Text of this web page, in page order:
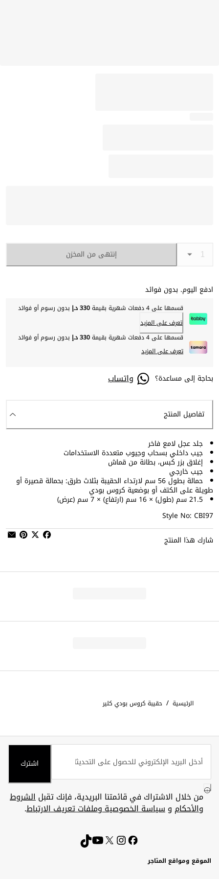
إنتهى من المخزن
ادفع اليوم. بدون فوائد
قسمها على 4 دفعات شهرية بقيمة 330 د.إ
بدون رسوم أو فوائد
تعرف على المزيد
قسمها على 4 دفعات شهرية بقيمة
330 د.إ
بدون رسوم أو فوائد
تعرف على المزيد
بحاجة إلى مساعدة؟ واتساب
تفاصيل المنتج
جلد عجل لامع فاخر
جيب داخلي بسحاب وجيوب متعددة الاستخدامات
إغلاق بزر كبس، بطانة من قماش
جيب خارجي
حمالة بطول 56 سم لارتداء الحقيبة بثلاث طرق: بحمالة قصيرة أو
طويلة على الكتف أو بوضعية كروس بودي
21.5 سم (طول) × 16 سم (ارتفاع) × 7 سم (عرض)
Style No: CBI97
شارك هذا المنتج
الرئيسية / حقيبة كروس بودي كلير
اشترك
من خلال الاشتراك في قائمتنا البريدية، فإنك تقبلالشروط
والأحكام وسياسة الخصوصية وملفات تعريف الارتباط.
الموقع ومواقع المتاجر